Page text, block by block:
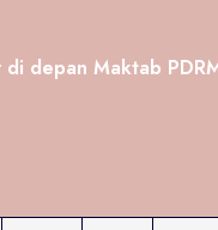
depan Maktab